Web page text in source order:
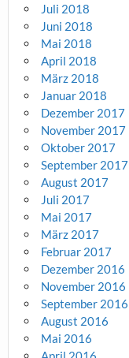
Juli 2018
Juni 2018
Mai 2018
April 2018
März 2018
Januar 2018
Dezember 2017
November 2017
Oktober 2017
September 2017
August 2017
Juli 2017
Mai 2017
März 2017
Februar 2017
Dezember 2016
November 2016
September 2016
August 2016
Mai 2016